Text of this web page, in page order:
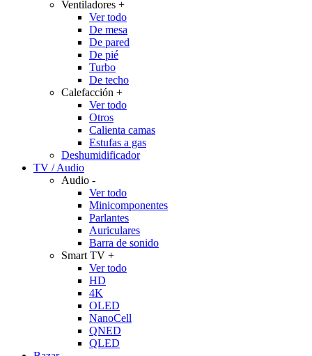
Ventiladores +
Ver todo
De mesa
De pared
De pié
Turbo
De techo
Calefacción +
Ver todo
Otros
Calienta camas
Estufas a gas
Deshumidificador
TV / Audio
Audio -
Ver todo
Minicomponentes
Parlantes
Auriculares
Barra de sonido
Smart TV +
Ver todo
HD
4K
OLED
NanoCell
QNED
QLED